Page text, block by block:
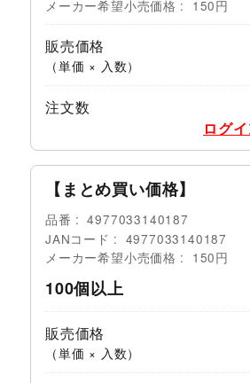
メーカー希望小売価格 150円
販売価格
（単価 × 入数）
注文数
ログ
【まとめ買い価格】
品番
4977033140187
JANコード
4977033140187
メーカー希望小売価格
150円
100個以上
販売価格
（単価 × 入数）